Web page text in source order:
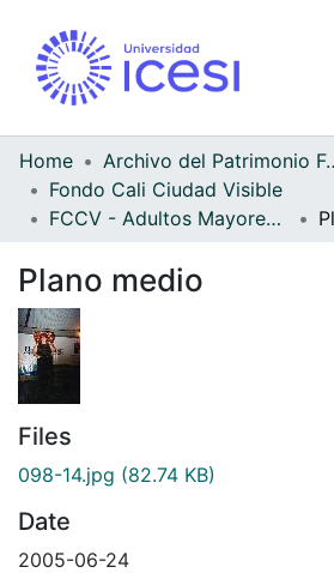
Home
Archivo del
Fondo Cali Ciudad Visible
FCCV - Adultos Mayores - Patrimonial
Plano medio
Files
098-14.jpg (82.74 KB)
Date
2005-06-24